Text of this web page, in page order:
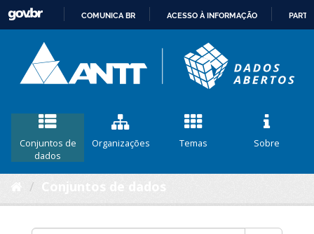
CONTEÚDO
COMUNICA BR ACESSO À INFORMAÇÃO
Conjuntos de
dados
Organizações Temas Sobre